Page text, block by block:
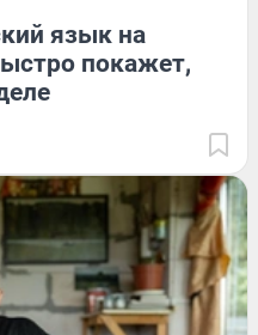
язык на
покажет,